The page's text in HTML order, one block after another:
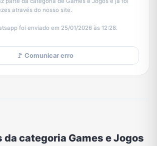
através do nosso site.
foi enviado em 25/01/2026 às 12:28.
🚩 Comunicar erro
da categoria Games e Jogos